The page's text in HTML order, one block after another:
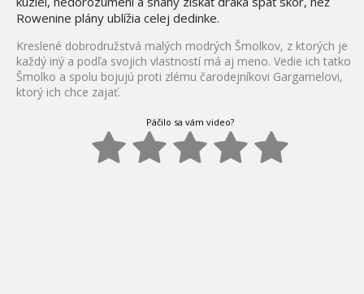
Rowenine plány ublížia celej dedinke.
Kreslené dobrodružstvá malých modrých Šmolkov, z ktorých je
každý iný a podľa svojich vlastností má aj meno. Vedie ich tatko
Šmolko a spolu bojujú proti zlému čarodejníkovi Gargamelovi,
ktorý ich chce zajať.
Páčilo sa vám video?